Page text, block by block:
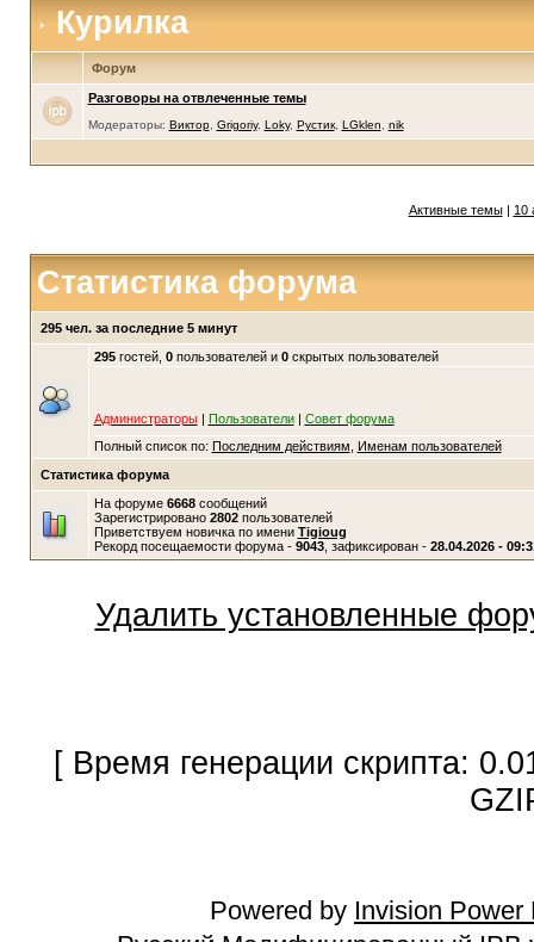
Курилка
Форум
Разговоры на отвлеченные темы
Модераторы: Виктор, Grigoriy, Loky, Рустик, LGklen nik
Активные темы| 10
Статистика форума
295 чел. за последние 5 минут
295гостей, 0пользователей и 0скрытых пользователей
Администраторы| Пользователи| Совет форума
Полный список по: Последним действиям
Именам пользователей
Статистика форума
На форуме 6668сообщений
Зарегистрировано 2802пользователей
Приветствуем новичка по имени Tigioug
Рекорд посещаемости форума - 9043, зафиксирован - 28.04.2026 -
Удалить установленные
[ Время генерации скрипта:
Powered by Invision Power